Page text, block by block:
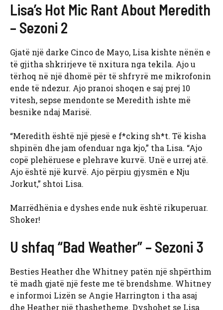
Lisa’s Hot Mic Rant About Meredith
– Sezoni 2
Gjatë një darke Cinco de Mayo, Lisa kishte nënën e
të gjitha shkrirjeve të nxitura nga tekila. Ajo u
tërhoq në një dhomë për të shfryrë me mikrofonin
ende të ndezur. Ajo pranoi shoqen e saj prej 10
vitesh, sepse mendonte se Meredith ishte më
besnike ndaj Marisë.
“Meredith është një pjesë e f*cking sh*t. Të kisha
shpinën dhe jam ofenduar nga kjo,” tha Lisa. “Ajo
copë plehëruese e plehrave kurvë. Unë e urrej atë.
Ajo është një kurvë. Ajo përpiu gjysmën e Nju
Jorkut,” shtoi Lisa.
Marrëdhënia e dyshes ende nuk është rikuperuar.
Shoker!
U shfaq “Bad Weather” – Sezoni 3
Besties Heather dhe Whitney patën një shpërthim
të madh gjatë një feste me të brendshme. Whitney
e informoi Lizën se Angie Harrington i tha asaj
dhe Heather një thashetheme. Dyshohet se Lisa